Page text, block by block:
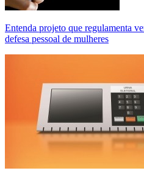
Entenda projeto que regulamenta
defesa pessoal de mulheres